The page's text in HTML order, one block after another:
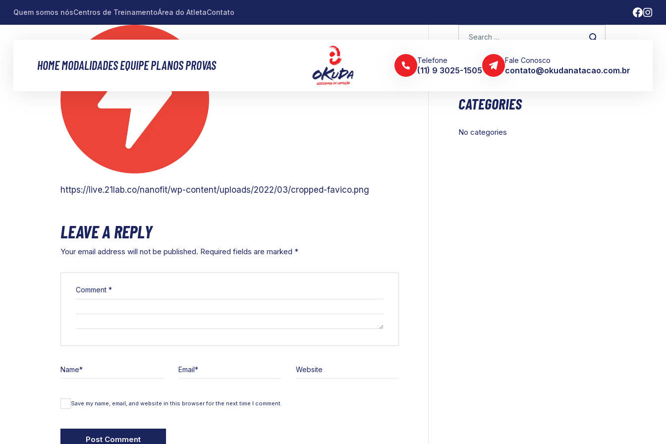
Quem somos nósCentros de TreinamentoÁrea do AtletaContato
HOMEMODALIDADESEQUIPEPLANOSPROVAS Telefone
(11) 9 3025-1505
Fale Conosco
contato@okudanatacao.com.br
https://live.21lab.co/nanofit/wp-content/uploads/2022/03/cropped-favico.png
LEAVE A REPLY
Your email address will not be published. Required fields are marked *
Comment *
Name* Email* Website
Save my name, email, and website in this browser for the next time I comment.
CATEGORIES
No categories